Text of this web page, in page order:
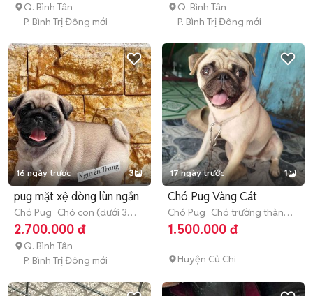
Q. Bình Tân
P. Bình Trị Đông mới
Q. Bình Tân
P. Bình Trị Đông mới
16 ngày trước 3
pug mặt xệ dòng lùn ngắn
Chó Pug Chó con (dưới 3
tháng tuổi)
2.700.000 đ
Q. Bình Tân
P. Bình Trị Đông mới
17 ngày trước 1
Chó Pug Vàng Cát
Chó Pug Chó trưởng thành
(hơn 1 tuổi)
1.500.000 đ
Huyện Củ Chi